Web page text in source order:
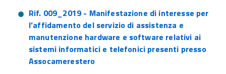
Rif. 009_2019 - Manifestazione di interesse per
l’affidamento del servizio di assistenza e
manutenzione hardware e software relativi ai
sistemi informatici e telefonici presenti presso
Assocamerestero